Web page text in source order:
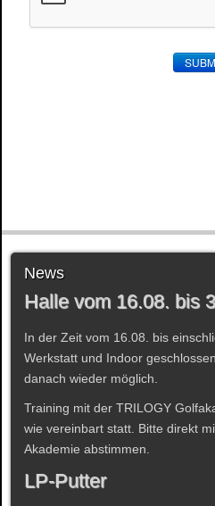
News
Halle vom 16.08. bis
In der Zeit vom 16.08. bis
Werkstatt und Indoor
danach wieder möglich.
Training mit der TRILOGY
wie vereinbart statt. Bitte direkt
Akademie abstimmen.
LP-Putter